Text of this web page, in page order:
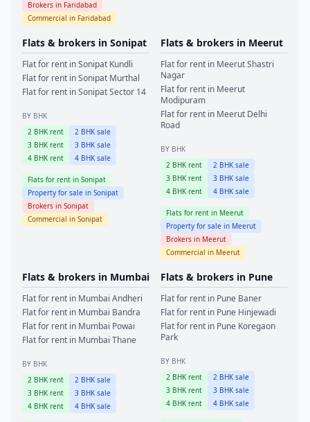
Brokers in Faridabad
Commercial in Faridabad
Flats & brokers in Sonipat
Flat for rent inSonipat Kundli
Flat for rent inSonipat Murthal
Flat for rent inSonipatSector 14
BY BHK
2 BHK rent 2 BHK sale
3 BHK rent 3 BHK sale
4 BHK rent 4 BHK sale
Flats for rent in Sonipat
Property for sale in Sonipat
Brokers in Sonipat
Commercial in Sonipat
Flats & brokers in Meerut
Flat for rent in MeerutShastri
Nagar
Flat for rent in Meerut
Modipuram
Flat for rent in Meerut Delhi
Road
BY BHK
2 BHK rent 2 BHK sale
3 BHK rent 3 BHK sale
4 BHK rent 4 BHK sale
Flats for rent in Meerut
Property for sale in Meerut
Brokers in Meerut
Commercial in Meerut
Flats & brokers in Mumbai
Flat for rent in Mumbai Andheri
Flat for rent in Mumbai Bandra
Flat for rent in Mumbai Powai
Flat for rent in Mumbai Thane
BY BHK
2 BHK rent 2 BHK sale
3 BHK rent 3 BHK sale
4 BHK rent 4 BHK sale
Flats & brokers in Pune
Flat for rent in Pune Baner
Flat for rent in Pune Hinjewadi
Flat for rent in Pune Koregaon
Park
BY BHK
2 BHK rent 2 BHK sale
3 BHK rent 3 BHK sale
4 BHK rent 4 BHK sale